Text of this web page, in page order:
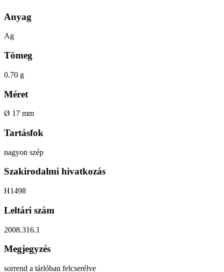
Anyag
Ag
Tömeg
0.70 g
Méret
Ø 17 mm
Tartásfok
nagyon szép
Szakirodalmi hivatkozás
H1498
Leltári szám
2008.316.1
Megjegyzés
sorrend a tárlóban felcserélve